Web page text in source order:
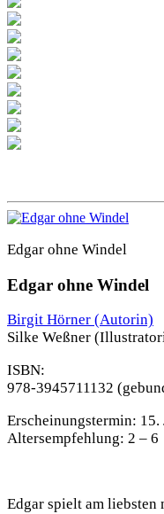
Edgar ohne Windel
Edgar ohne Windel
Birgit Hörner (Autorin)
Silke Weßner
ISBN:
978-3945711132
Erscheinungstermin: 15.
Altersempfehlung: 2 – 6
Edgar spielt am liebsten